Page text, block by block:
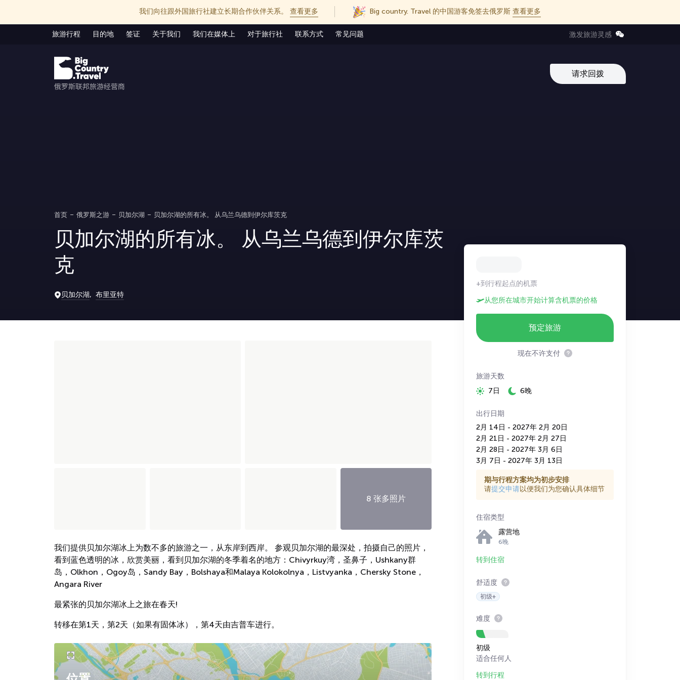
我们向往跟外国旅行社建立长期合作伙伴关系。 查看更多 Big country. Travel 的中国游客免签去俄罗斯 查看更多
旅游行程 目的地 签证 关于我们 我们在媒体上 对于旅行社 联系方式 常见问题 激发旅游灵感
请求回拨
首页 俄罗斯之游 贝加尔湖 贝加尔湖的所有冰。 从乌兰乌德到伊尔库茨克
贝加尔湖的所有冰。 从乌兰乌德到伊尔库茨
克
贝加尔湖 布里亚特
8 张多照片
我们提供贝加尔湖冰上为数不多的旅游之一，从东岸到西岸。 参观贝加尔湖的最深处，拍摄自己的照片，
看到蓝色透明的冰，欣赏美丽，看到贝加尔湖的冬季着名的地方：Chivyrkuy湾，圣鼻子，Ushkany群
岛，Olkhon，Ogoy岛，Sandy Bay，Bolshaya和Malaya Kolokolnya，Listvyanka，Chersky Stone，
Angara River
最紧张的贝加尔湖冰上之旅在春天!
转移在第1天，第2天（如果有固体冰），第4天由吉普车进行。
+到行程起点的机票
从您所在城市开始计算含机票的价格
预定旅游
现在不许支付
旅游天数
7日
6晚
出行日期
2月 14日 - 2027年 2月 20日
2月 21日 - 2027年 2月 27日
2月 28日 - 2027年 3月 6日
3月 7日 - 2027年 3月 13日
期与行程方案均为初步安排
请提交申请以便我们为您确认具体细节
住宿类型
露营地
6晚
转到住宿
舒适度
初级+
难度
初级
适合任何人
转到行程